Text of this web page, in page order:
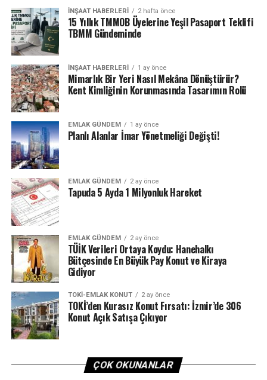
İNŞAAT HABERLERI 2 hafta önce
15 Yıllık TMMOB Üyelerine Yeşil Pasaport Teklifi
TBMM Gündeminde
İNŞAAT HABERLERI 1 ay önce
Mimarlık Bir Yeri Nasıl Mekâna Dönüştürür?
Kent Kimliğinin Korunmasında Tasarımın Rolü
EMLAK GÜNDEM 1 ay önce
Planlı Alanlar İmar Yönetmeliği Değişti!
EMLAK GÜNDEM 2 ay önce
Tapuda 5 Ayda 1 Milyonluk Hareket
EMLAK GÜNDEM 2 ay önce
TÜİK Verileri Ortaya Koydu: Hanehalkı
Bütçesinde En Büyük Pay Konut ve Kiraya
Gidiyor
TOKI-EMLAK KONUT 2 ay önce
TOKİ’den Kurasız Konut Fırsatı: İzmir’de 306
Konut Açık Satışa Çıkıyor
ÇOK OKUNANLAR